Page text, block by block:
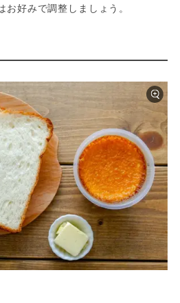
好みで調整しましょう。